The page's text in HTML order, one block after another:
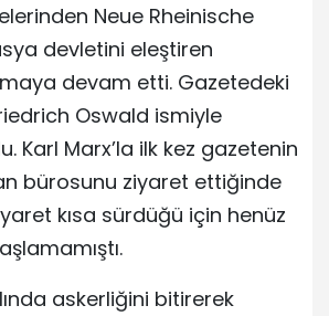
Neue Rheinische
devletini eleştiren
devam etti. Gazetedeki
Oswald ismiyle
Karl Marx’la ilk kez gazetenin
bürosunu ziyaret ettiğinde
kısa sürdüğü için henüz
askerliğini bitirerek